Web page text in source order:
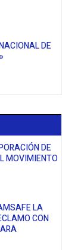
DE
DE
MOVIMIENTO
LA
CON